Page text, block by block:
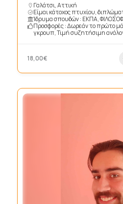
Γαλάτσι, Αττική
Είμαι κάτοχος πτυχίου,
Ίδρυμα σπουδών : ΕΚΠΑ,
Προσφορές : Δωρεάν το πρώτο
γκρουπ, Τιμή συζητήσιμη
18,00€